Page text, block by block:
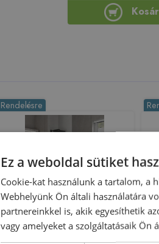
Rendelésre
Inspiro Design Portadella 80 cm
Ez a weboldal sütiket
Cookie-kat használunk a tartalom, a
Webhelyünk Ön általi használatára
partnereinkkel is, akik egyesíthetik
vagy amelyeket a szolgáltatásaik Ön